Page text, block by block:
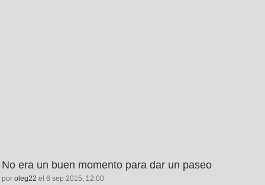
No era un buen momento para dar un paseo
por oleg22 el 6 sep 2015, 12:00